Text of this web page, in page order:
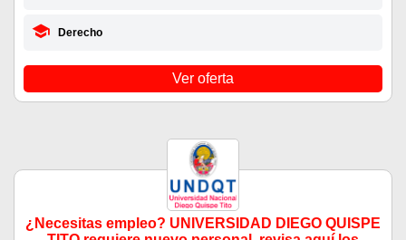
Derecho
Ver oferta
¿Necesitas empleo? UNIVERSIDAD DIEGO QUISPE